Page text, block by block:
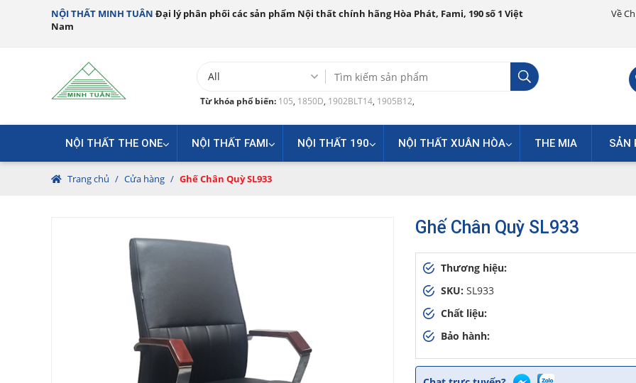
NỘI THẤT MINH TUÂN Đại lý phân phối các sản phẩm Nội thất chính hãng Hòa Phát, Fami, 190 số 1 Việt
Nam
Về
for:
Từ khóa phổ biến: 105, 1850D, 1902BLT14, 1905B12,
NỘI THẤT THE ONE NỘI THẤT FAMI NỘI THẤT 190 NỘI THẤT XUÂN HÒA THE MIA SẢN
Trang chủ / Cửa hàng / Ghế Chân Quỳ SL933
Ghế Chân Quỳ SL933
Thương hiệu:
SKU: SL933
Chất liệu:
Bảo hành: